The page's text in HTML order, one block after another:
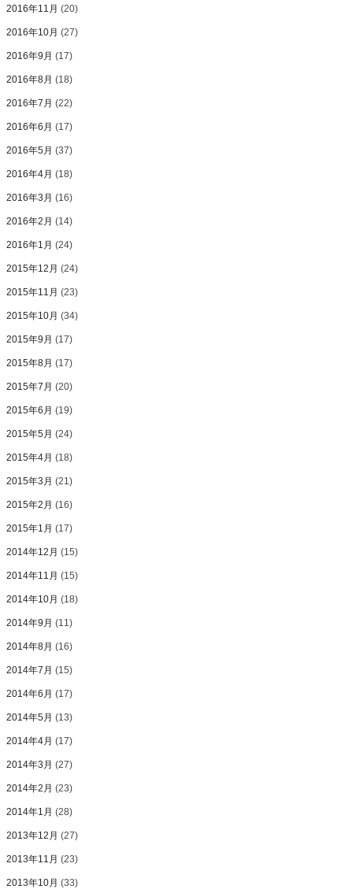
2016年11月 (20)
2016年10月 (27)
2016年9月 (17)
2016年8月 (18)
2016年7月 (22)
2016年6月 (17)
2016年5月 (37)
2016年4月 (18)
2016年3月 (16)
2016年2月 (14)
2016年1月 (24)
2015年12月 (24)
2015年11月 (23)
2015年10月 (34)
2015年9月 (17)
2015年8月 (17)
2015年7月 (20)
2015年6月 (19)
2015年5月 (24)
2015年4月 (18)
2015年3月 (21)
2015年2月 (16)
2015年1月 (17)
2014年12月 (15)
2014年11月 (15)
2014年10月 (18)
2014年9月 (11)
2014年8月 (16)
2014年7月 (15)
2014年6月 (17)
2014年5月 (13)
2014年4月 (17)
2014年3月 (27)
2014年2月 (23)
2014年1月 (28)
2013年12月 (27)
2013年11月 (23)
2013年10月 (33)